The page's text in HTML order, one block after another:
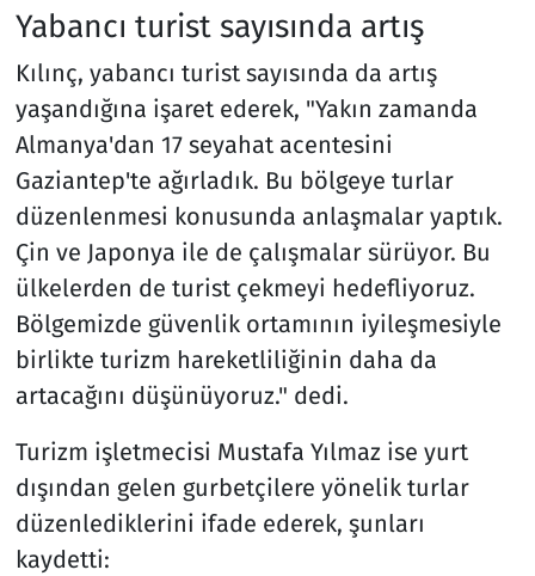
Yabancı turist sayısında artış
Kılınç, yabancı turist sayısında da artış
yaşandığına işaret ederek, "Yakın zamanda
Almanya'dan 17 seyahat acentesini
Gaziantep'te ağırladık. Bu bölgeye turlar
düzenlenmesi konusunda anlaşmalar yaptık.
Çin ve Japonya ile de çalışmalar sürüyor. Bu
ülkelerden de turist çekmeyi hedefliyoruz.
Bölgemizde güvenlik ortamının iyileşmesiyle
birlikte turizm hareketliliğinin daha da
artacağını düşünüyoruz." dedi.
Turizm işletmecisi Mustafa Yılmaz ise yurt
dışından gelen gurbetçilere yönelik turlar
düzenlediklerini ifade ederek, şunları
kaydetti: